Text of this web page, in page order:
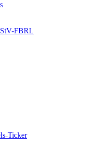
FBRL
Ticker